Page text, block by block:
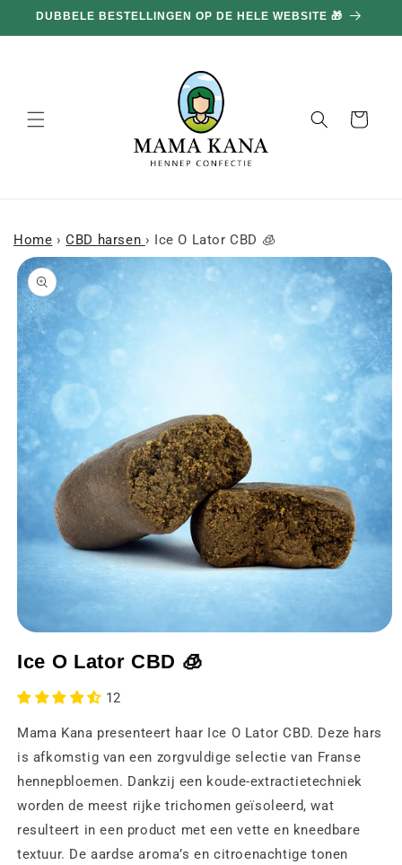
doorgaan
naar
DUBBELE BESTELLINGEN OP DE HELE WEBSITE 🎁
Mand
Home › CBD harsen › Ice O Lator CBD 🧊
naar
1
openen
een
modaal
Ice O Lator CBD 🧊
12
Mama Kana presenteert haar Ice O Lator CBD. Deze hars
is afkomstig van een zorgvuldige selectie van Franse
hennepbloemen. Dankzij een koude-extractietechniek
worden de meest rijke trichomen geïsoleerd, wat
resulteert in een product met een vette en kneedbare
textuur. De aardse aroma’s en citroenachtige tonen